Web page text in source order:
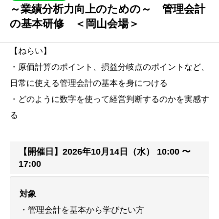
～業績分析力向上のための～ 管理会計
の基本研修 ＜岡山会場＞
【ねらい】
・原価計算のポイント、損益分岐点のポイントなど、
日常に使える管理会計の基本を身につける
・どのように数字を使って経営判断するのかを実感す
る
【開催日】2026年10月14日（水） 10:00 〜
17:00
対象
・管理会計を基本から学びたい方